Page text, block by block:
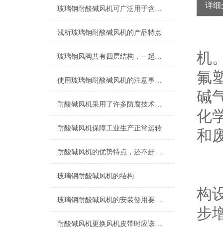
玻璃钢耐酸碱风机可广泛用于含有腐蚀性气体的环境
浅析玻璃钢耐酸碱风机的产品特点
玻璃钢风阀共有四层结构，一起来了解下吧
使用玻璃钢耐酸碱风机的注意事项有哪些？
耐酸碱风机采用了许多防腐技术和特殊的涂层处理
耐酸碱风机保障工业生产正常运转
耐酸碱风机的优势特点，还不赶紧来瞧一瞧
玻璃钢耐酸碱风机的结构
玻璃钢耐酸碱风机的安装使用要点有哪些？
耐酸碱风机更换风机皮带时应该注意什么呢？
详细
机
氟
碱
化
和
构
步